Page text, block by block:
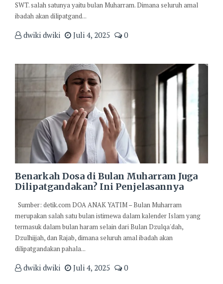
SWT. salah satunya yaitu bulan Muharram. Dimana seluruh amal
ibadah akan dilipatgand...
dwiki dwiki Juli 4, 2025 0
Benarkah Dosa di Bulan Muharram Juga
Dilipatgandakan? Ini Penjelasannya
Sumber: detik.com DOA ANAK YATIM – Bulan Muharram
merupakan salah satu bulan istimewa dalam kalender Islam yang
termasuk dalam bulan haram selain dari Bulan Dzulqa'dah,
Dzulhijjah, dan Rajab, dimana seluruh amal ibadah akan
dilipatgandakan pahala...
dwiki dwiki Juli 4, 2025 0